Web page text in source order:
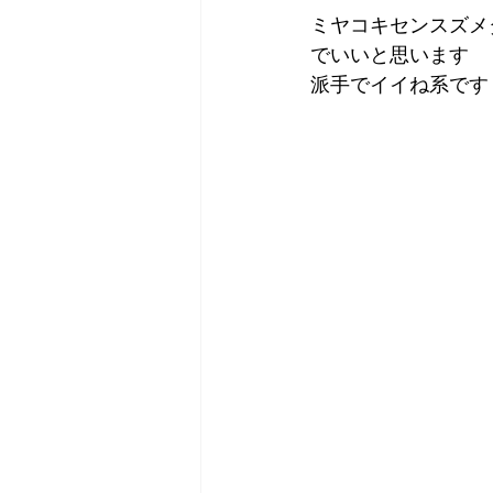
ミヤコキセンスズ
でいいと思います
派手でイイね系です